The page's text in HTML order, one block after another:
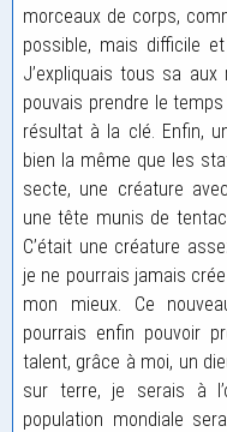
morceaux de corps,
possible, mais difficile
J’expliquais tous sa
pouvais prendre le
résultat à la clé. Enfin,
bien la même que les
secte, une créature
une tête munis de
C’était une créature
je ne pourrais jamais
mon mieux. Ce
pourrais enfin pouvoir
talent, grâce à moi, un
sur terre, je serais à
population mondiale